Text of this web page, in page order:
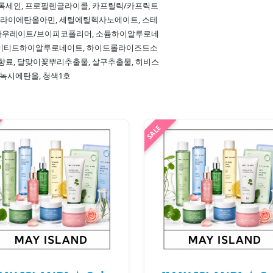
세인, 프로필렌글라이콜, 카프릴릭/카프릭트
이에탄올아민, 세틸에틸헥사노에이트, 스테
레이트/브이피코폴리머, 소듐하이알루로네
드하이알루로네이트, 하이드롤라이즈드소
, 달맞이꽃뿌리추출물, 살구추출물, 히비스
시에탄올, 청색1호